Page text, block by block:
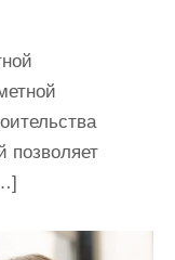
позволяет